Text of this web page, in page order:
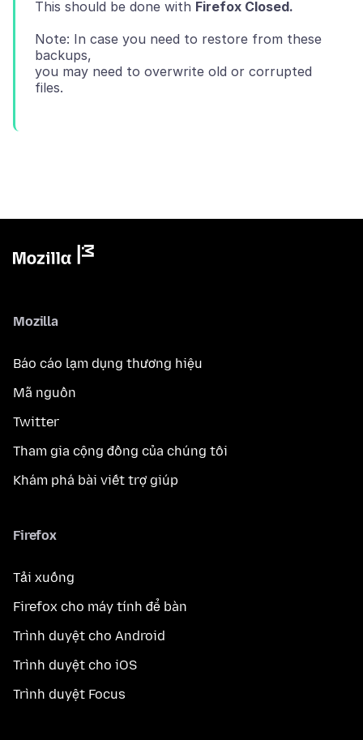
This should be done with Firefox Closed.
Note: In case you need to restore from these
backups,
you may need to overwrite old or corrupted
Mozilla
Báo cáo lạm dụng thương hiệu
Mã nguồn
Twitter
Tham gia cộng đồng của chúng tôi
Khám phá bài viết trợ giúp
Firefox
Tải xuống
Firefox cho máy tính để bàn
Trình duyệt cho Android
Trình duyệt cho iOS
Trình duyệt Focus